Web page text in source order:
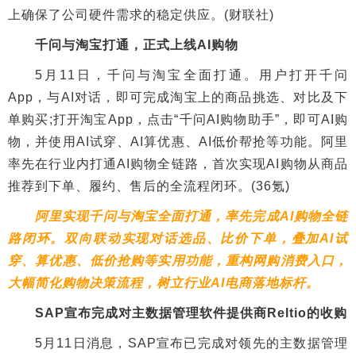
上确保了公司硬件需求的稳定供应。(财联社)
千问与淘宝打通，正式上线AI购物
5月11日，千问与淘宝全面打通。用户打开千问
App，与AI对话，即可完成淘宝上的商品挑选、对比及下
单购买;打开淘宝App，点击“千问AI购物助手”，即可AI购
物，并使用AI试穿、AI算优惠、AI低价帮抢等功能。阿里
率先在行业内打通AI购物全链路，首次实现AI购物从商品
推荐到下单、履约、售后的全流程闭环。(36氪)
阿里实现千问与淘宝全面打通，率先完成AI购物全链
路闭环。双向联动实现对话选品、比价下单，叠加AI试
穿、算优惠、低价抢购等实用功能，重构网购消费入口，
大幅简化购物决策流程，树立行业AI电商落地标杆。
SAP宣布完成对主数据管理软件提供商Reltio的收购
5月11日消息，SAP宣布已完成对领先的主数据管理